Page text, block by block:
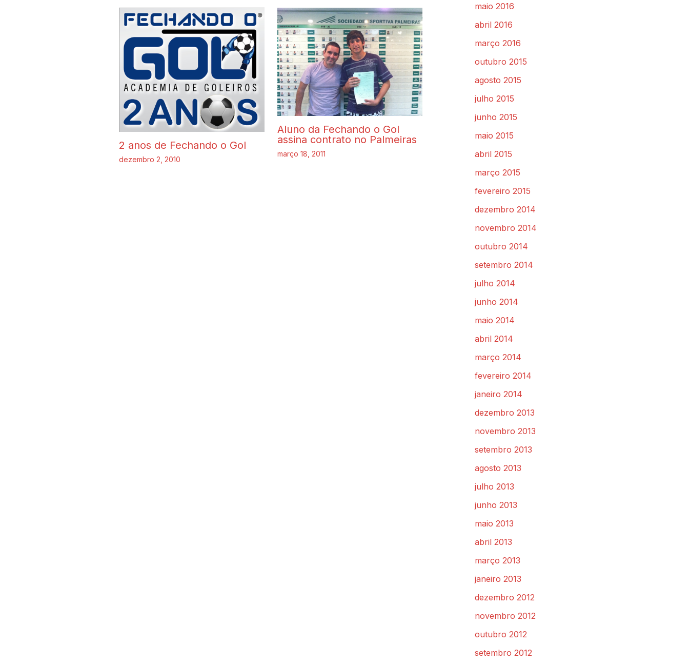
2 anos de Fechando o Gol
dezembro 2, 2010
Aluno da Fechando o Gol
assina contrato no Palmeiras
março 18, 2011
maio 2016
abril 2016
março 2016
outubro 2015
agosto 2015
julho 2015
junho 2015
maio 2015
abril 2015
março 2015
fevereiro 2015
dezembro 2014
novembro 2014
outubro 2014
setembro 2014
julho 2014
junho 2014
maio 2014
abril 2014
março 2014
fevereiro 2014
janeiro 2014
dezembro 2013
novembro 2013
setembro 2013
agosto 2013
julho 2013
junho 2013
maio 2013
abril 2013
março 2013
janeiro 2013
dezembro 2012
novembro 2012
outubro 2012
setembro 2012